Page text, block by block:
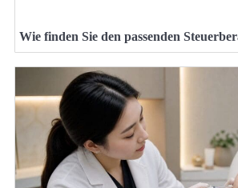
Wie finden Sie den passenden